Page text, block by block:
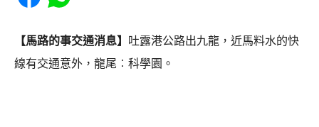
【馬路的事交通消息】 吐露港公路出九龍，近馬料水的快
線有交通意外，龍尾︰科學園。